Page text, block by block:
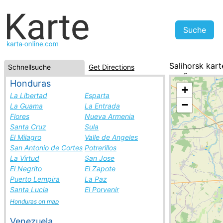
Schnellsuche Get Directions
Honduras
La Libertad
Esparta
La Guama
La Entrada
Flores
Nueva Armenia
Santa Cruz
Sula
El Milagro
Valle de Angeles
San Antonio de Cortes Potrerillos
La Virtud
San Jose
El Negrito
El Zapote
Puerto Lempira
La Paz
Santa Lucia
El Porvenir
Honduras on map
Salihorsk
+
−